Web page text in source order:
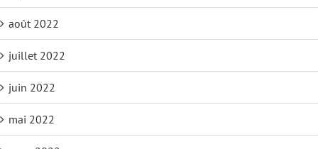
août 2022
juillet 2022
juin 2022
mai 2022